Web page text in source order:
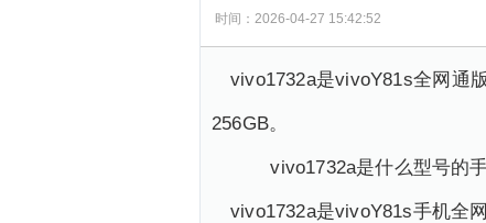
时间：2026-04-27 15:42:52
vivo1732a是vivoY81s全网通
256GB。
vivo1732a是什么型号的
vivo1732a是vivoY81s手机全网